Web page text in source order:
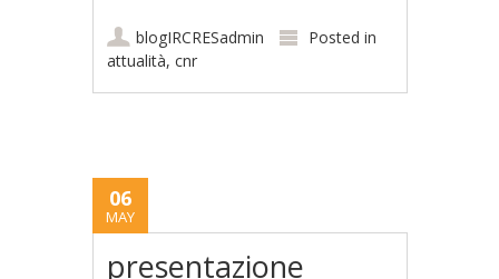
blogIRCRESadmin
Posted in
attualità,cnr
06
MAY
presentazione